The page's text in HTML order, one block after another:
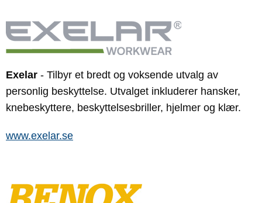
Exelar - Tilbyr et bredt og voksende utvalg av
personlig beskyttelse. Utvalget inkluderer hansker,
knebeskyttere, beskyttelsesbriller, hjelmer og klær.
www.exelar.se